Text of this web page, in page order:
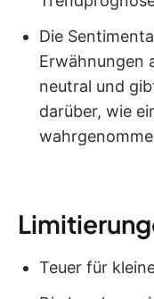
Die
Erwähnungen
neutral und
darüber, wie
Teuer für